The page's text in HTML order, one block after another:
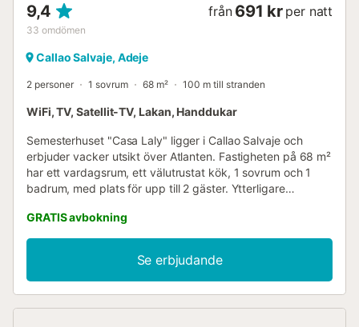
9,4
33 omdömen
från 691 kr per natt
Callao Salvaje, Adeje
2 personer 1 sovrum 68 m² 100 m till stranden
WiFi, TV, Satellit-TV, Lakan, Handdukar
Semesterhuset "Casa Laly" ligger i Callao Salvaje och
erbjuder vacker utsikt över Atlanten. Fastigheten på 68 m²
har ett vardagsrum, ett välutrustat kök, 1 sovrum och 1
badrum, med plats för upp till 2 gäster. Ytterligare
En barnsäng finns också tillgänglig. Njut av avkopplande
eftermiddagar på din privata, öppna terrass. Allmänna
kommunikationer finns inom gångavstånd. Gratis
gatuparkering finns tillgänglig. Familjer med barn är
välkomna. Ett husdjur är tillåtet mot en extra avgift.
GRATIS avbokning
Se erbjudande